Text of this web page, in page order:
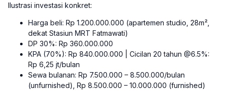
Ilustrasi investasi konkret:
Harga beli: Rp 1.200.000.000 (apartemen studio, 28m²,
dekat Stasiun MRT Fatmawati)
DP 30%: Rp 360.000.000
KPA (70%): Rp 840.000.000 | Cicilan 20 tahun @6.5%:
Rp 6,25 jt/bulan
Sewa bulanan: Rp 7.500.000 – 8.500.000/bulan
(unfurnished), Rp 8.500.000 – 10.000.000 (furnished)